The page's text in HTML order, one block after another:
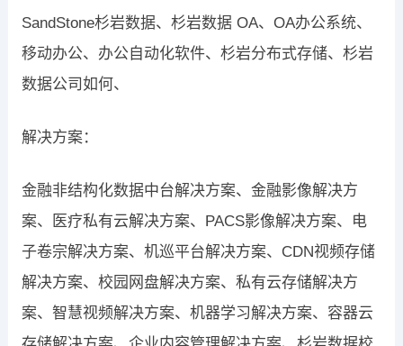
SandStone杉岩数据、杉岩数据 OA、OA办公系统、
移动办公、办公自动化软件、杉岩分布式存储、杉岩
数据公司如何、
解决方案：
金融非结构化数据中台解决方案、金融影像解决方
案、医疗私有云解决方案、PACS影像解决方案、电
子卷宗解决方案、机巡平台解决方案、CDN视频存储
解决方案、校园网盘解决方案、私有云存储解决方
案、智慧视频解决方案、机器学习解决方案、容器云